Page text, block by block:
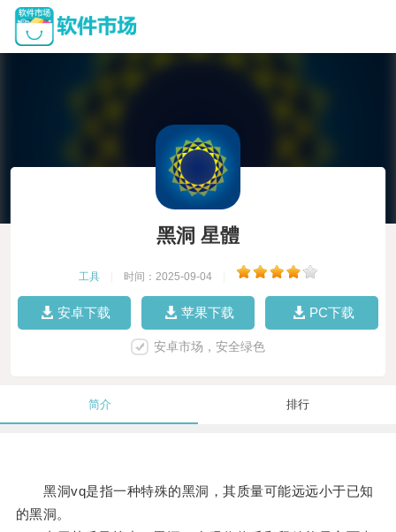
黑洞 星體
工具 时间：2025-09-04
安卓下载 苹果下载 PC下载
安卓市场，安全绿色
简介 排行
黑洞vq是指一种特殊的黑洞，其质量可能远远小于已知
的黑洞。